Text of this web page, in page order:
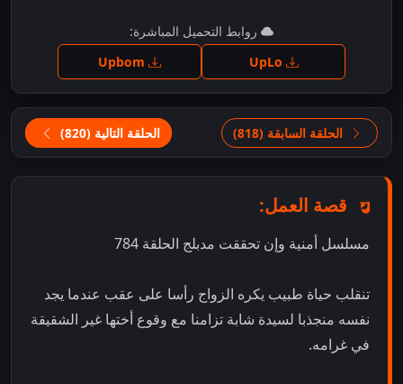
اضغط للمشاهدة
روابط التحميل المباشرة:
الحلقة السابقة (818) الحلقة التالية (820)
قصة العمل:
مسلسل أمنية وإن تحققت مدبلج الحلقة 784
تنقلب حياة طبيب يكره الزواج رأسا على عقب عندما يجد
نفسه منجذبا لسيدة شابة تزامنا مع وقوع أختها غير الشقيقة
في غرامه.